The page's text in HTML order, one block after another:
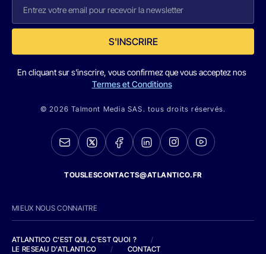
S'INSCRIRE
En cliquant sur s'inscrire, vous confirmez que vous acceptez nos
Termes et Conditions
© 2026 Talmont Media SAS. tous droits réservés.
TOUSLESCONTACTS@ATLANTICO.FR
MIEUX NOUS CONNAITRE
ATLANTICO C'EST QUI, C'EST QUOI ?
/
LE RESEAU D'ATLANTICO
/ CONTACT